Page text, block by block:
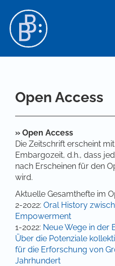
Hauptinhalt
Sidebar
Open Access
» Open Access
Die Zeitschrift erscheint
Embargozeit, d.h., dass
nach Erscheinen für den
wird.
Aktuelle Gesamthefte im
2-2022: Oral History
Empowerment
1-2022: Neue Wege in der
Über die Potenziale
für die Erforschung von
Jahrhundert